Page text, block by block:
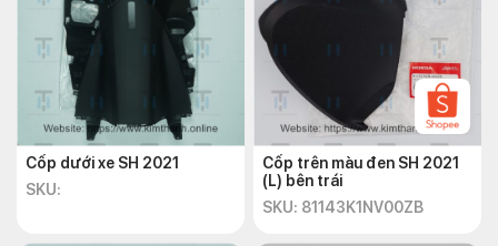
Cốp dưới xe SH 2021
SKU:
Cốp trên màu đen SH 2021
(L) bên trái
SKU: 81143K1NV00ZB